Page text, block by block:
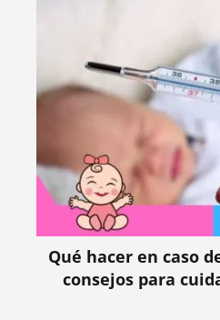
Qué hacer en caso
consejos para